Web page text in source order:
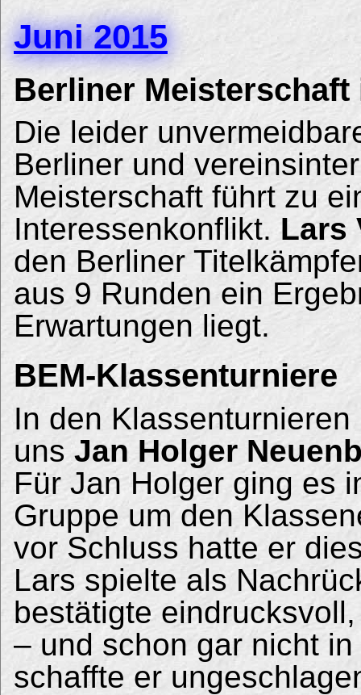
Juni 2015
Berliner
Die leider
Berliner und
Meisterschaft führt zu
Interessenkonflikt.Lars
den Berliner
aus 9 Runden ein
Erwartungen liegt.
BEM-Klassenturniere
In den
unsJan Holger
Für Jan Holger ging es
Gruppe um den
vor Schluss hatte er
Lars spielte als
bestätigte
– und schon gar nicht
schaffte er